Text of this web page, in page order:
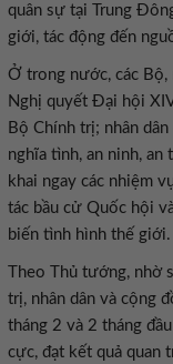
quân sự tại Trung
giới, tác động đến
Ở trong nước, các Bộ,
Nghị quyết Đại hội
Bộ Chính trị; nhân
nghĩa tình, an ninh, an
khai ngay các nhiệm
tác bầu cử Quốc hội
biến tình hình thế giới.
Theo Thủ tướng, nhờ
trị, nhân dân và cộng
tháng 2 và 2 tháng
cực, đạt kết quả quan